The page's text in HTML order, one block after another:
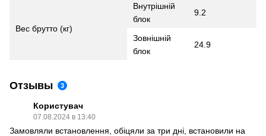
Вес брутто (кг)
Внутрішній
блок
9.2
Зовнішній
блок
24.9
Отзывы 3
Користувач
07.08.2024 в 13:40
Замовляли встановлення, обіцяли за три дні, встановили на